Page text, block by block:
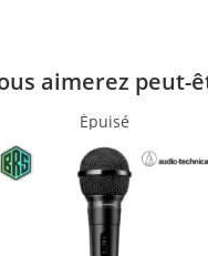
aimerez peut-
Épuisé